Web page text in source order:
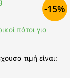
-15%
πάτοι για
τιμή είναι: